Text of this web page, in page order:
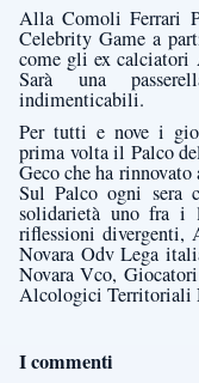
Alla Comoli Ferrari
Celebrity Game a
come gli ex calciatori
Sarà una
indimenticabili.
Per tutti e nove i
prima volta il Palco
Geco che ha rinnovato
Sul Palco ogni sera
solidarietà uno fra i
riflessioni divergenti,
Novara Odv Lega
Novara Vco,
Alcologici Territoriali
I commenti